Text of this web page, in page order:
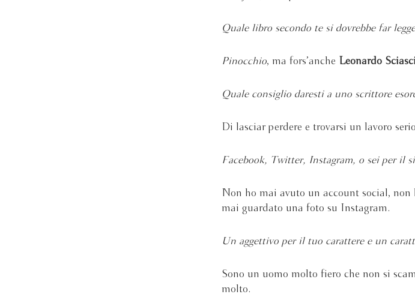
Quale libro secondo te si dovrebbe far
Pinocchio, ma fors’anche Leonardo
Quale consiglio daresti a uno scrittore
Di lasciar perdere e trovarsi un lavoro
Facebook, Twitter, Instagram, o sei per il
Non ho mai avuto un account social,
mai guardato una foto su Instagram.
Un aggettivo per il tuo carattere e un
Sono un uomo molto fiero che non si
molto.